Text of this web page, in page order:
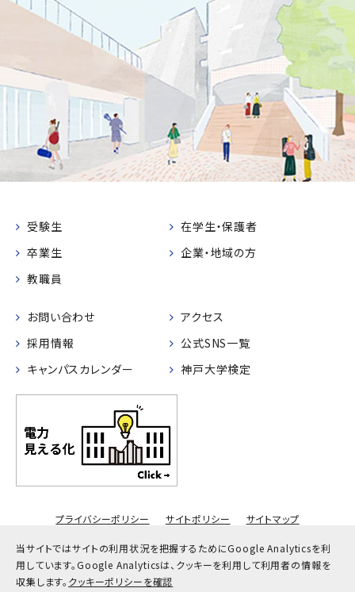
当サイトではサイトの利用状況を把握するためにGoogle Analyticsを利
用しています。Google Analyticsは、クッキーを利用して利用者の情報を
収集します。 クッキーポリシーを確認
受験生
在学生・保護者
卒業生
企業・地域の方
教職員
お問い合わせ
アクセス
採用情報
公式SNS一覧
キャンパスカレンダー
神戸大学検定
プライバシーポリシー サイトポリシー サイトマップ
© Kobe University